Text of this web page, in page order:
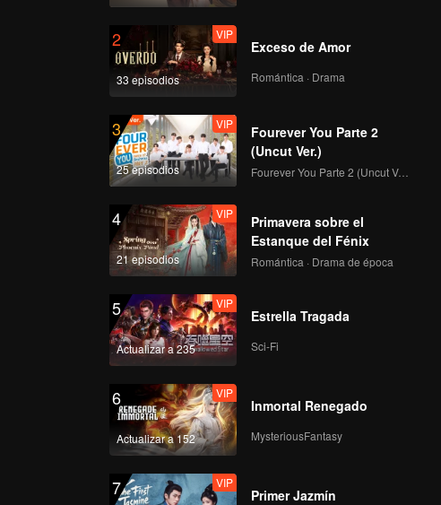
2
33 episodios
VIP
Exceso de Amor
Romántica · Drama
3
25 episodios
VIP
Fourever You Parte 2
(Uncut Ver.)
Fourever You Parte 2 (Uncut Ver.)
4
21 episodios
VIP
Primavera sobre el
Estanque del Fénix
Romántica · Drama de época
5
Actualizar a 235
VIP
Estrella Tragada
Sci-Fi
6
Actualizar a 152
VIP
Inmortal Renegado
MysteriousFantasy
7 VIP
Primer Jazmín